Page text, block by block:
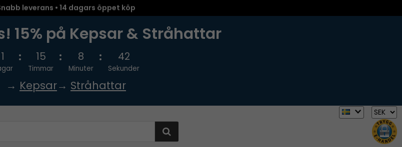
leverans • 14 dagars öppet köp
15% på Kepsar & Stråhattar
1 15
Timmar
8
Minuter
41
Sekunder
→ Kepsar→ Stråhattar